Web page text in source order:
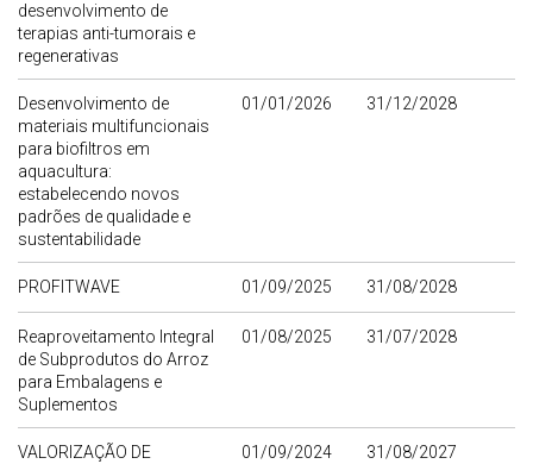
desenvolvimento de
terapias anti-tumorais e
regenerativas
Desenvolvimento de
materiais multifuncionais
para biofiltros em
aquacultura:
estabelecendo novos
padrões de qualidade e
sustentabilidade
01/01/2026 31/12/2028
PROFITWAVE 01/09/2025 31/08/2028
Reaproveitamento Integral
de Subprodutos do Arroz
para Embalagens e
Suplementos
01/08/2025 31/07/2028
VALORIZAÇÃO DE
01/09/2024 31/08/2027